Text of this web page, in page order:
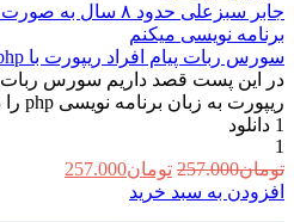
جابر سبزعلی
حدود ۸ سال به
برنامه نویسی میکنم
سورس ربات پیام افراد ریپورت با php
در این پست قصد داریم سورس ربات
ریپورت به زبان برنامه نویسی php را در اختیار شما قرار بدهیم .
1 دانلود
1
تومان257.000 قیمت
اصلی:
تومان257.000
افزودن به سبد خرید